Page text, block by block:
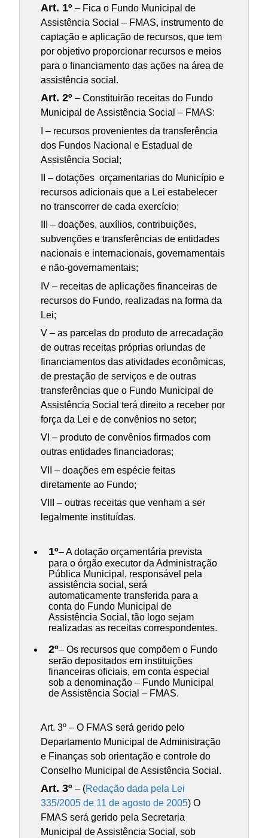
Art. 1º – Fica o Fundo Municipal de
Assistência Social – FMAS, instrumento de
captação e aplicação de recursos, que tem
por objetivo proporcionar recursos e meios
para o financiamento das ações na área de
assistência social.
Art. 2º – Constituirão receitas do Fundo
Municipal de Assistência Social – FMAS:
I – recursos provenientes da transferência
dos Fundos Nacional e Estadual de
Assistência Social;
II – dotações orçamentarias do Município e
recursos adicionais que a Lei estabelecer
no transcorrer de cada exercício;
III – doações, auxílios, contribuições,
subvenções e transferências de entidades
nacionais e internacionais, governamentais
e não-governamentais;
IV – receitas de aplicações financeiras de
recursos do Fundo, realizadas na forma da
Lei;
V – as parcelas do produto de arrecadação
de outras receitas próprias oriundas de
financiamentos das atividades econômicas,
de prestação de serviços e de outras
transferências que o Fundo Municipal de
Assistência Social terá direito a receber por
força da Lei e de convênios no setor;
VI – produto de convênios firmados com
outras entidades financiadoras;
VII – doações em espécie feitas
diretamente ao Fundo;
VIII – outras receitas que venham a ser
legalmente instituídas.
1º– A dotação orçamentária prevista
para o órgão executor da Administração
Pública Municipal, responsável pela
assistência social, será
automaticamente transferida para a
conta do Fundo Municipal de
Assistência Social, tão logo sejam
realizadas as receitas correspondentes.
2º– Os recursos que compõem o Fundo
serão depositados em instituições
financeiras oficiais, em conta especial
sob a denominação – Fundo Municipal
de Assistência Social – FMAS.
Art. 3º – O FMAS será gerido pelo
Departamento Municipal de Administração
e Finanças sob orientação e controle do
Conselho Municipal de Assistência Social.
Art. 3º – (Redação dada pela Lei
335/2005 de 11 de agosto de 2005) O
FMAS será gerido pela Secretaria
Municipal de Assistência Social, sob